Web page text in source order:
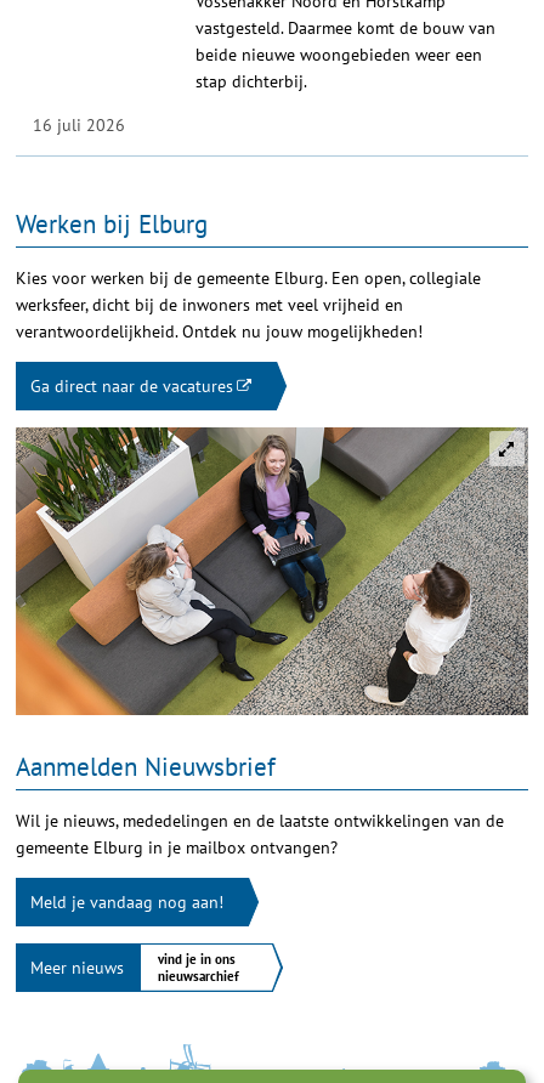
vastgesteld. Daarmee komt de bouw van
beide nieuwe woongebieden weer een
stap dichterbij.
16 juli 2026
Werken bij Elburg
Kies voor werken bij de gemeente Elburg. Een open, collegiale
werksfeer, dicht bij de inwoners met veel vrijheid en
verantwoordelijkheid. Ontdek nu jouw mogelijkheden!
Ga direct naar de vacatures
Aanmelden Nieuwsbrief
Wil je nieuws, mededelingen en de laatste ontwikkelingen van de
gemeente Elburg in je mailbox ontvangen?
Meld je vandaag nog aan!
Meer nieuws
vind je in ons
nieuwsarchief